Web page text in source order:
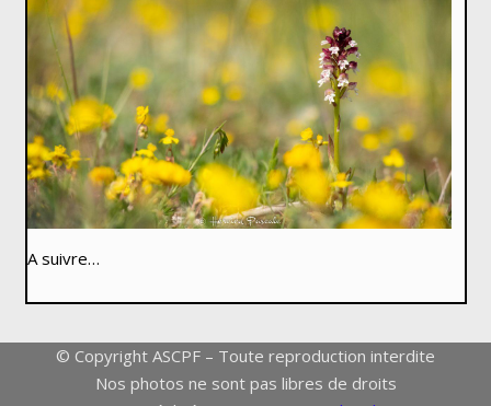
A suivre…
© Copyright ASCPF – Toute reproduction interdite
Nos photos ne sont pas libres de droits